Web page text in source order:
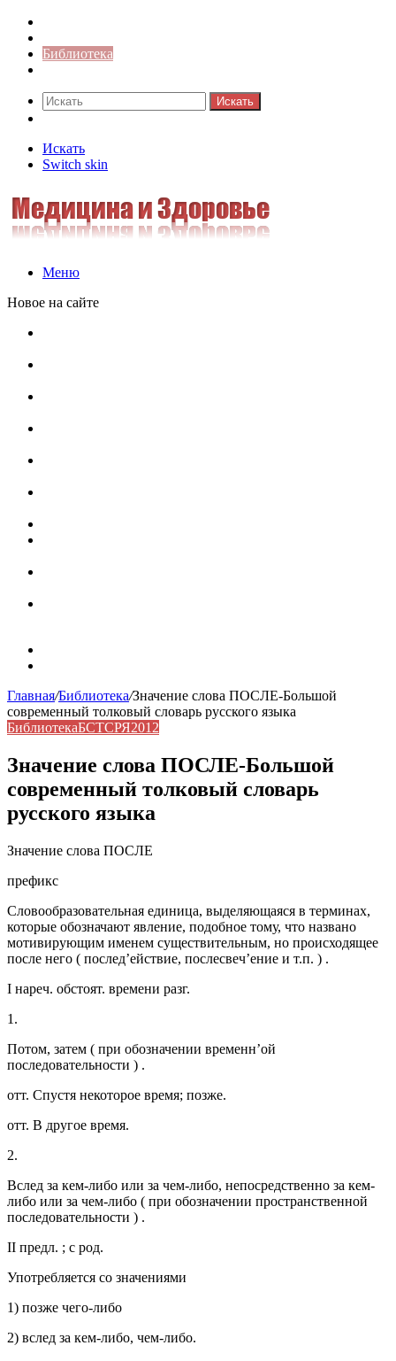
Библиотека
Искать
Искать
Switch skin
Меню
Новое на сайте
Главная/Библиотека/Значение слова ПОСЛЕ-Большой
современный толковый словарь русского языка
БиблиотекаБСТСРЯ2012
Значение слова ПОСЛЕ-Большой
современный толковый словарь
русского языка
Значение слова ПОСЛЕ
префикс
Словообразовательная единица, выделяющаяся в терминах,
которые обозначают явление, подобное тому, что названо
мотивирующим именем существительным, но происходящее
после него ( послед’ействие, послесвеч’ение и т.п. ) .
I нареч. обстоят. времени разг.
1.
Потом, затем ( при обозначении временн’ой
последовательности ) .
отт. Спустя некоторое время; позже.
отт. В другое время.
2.
Вслед за кем-либо или за чем-либо, непосредственно за кем-
либо или за чем-либо ( при обозначении пространственной
последовательности ) .
II предл. ; с род.
Употребляется со значениями
1) позже чего-либо
2) вслед за кем-либо, чем-либо.